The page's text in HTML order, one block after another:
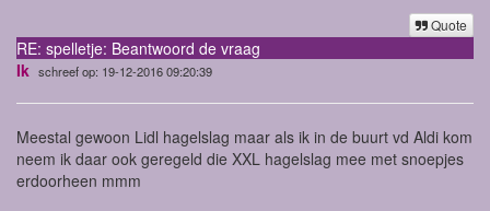
Quote
RE: spelletje: Beantwoord de vraag
Ik schreef op: 19-12-2016 09:20:39
Meestal gewoon Lidl hagelslag maar als ik in de buurt vd Aldi kom
neem ik daar ook geregeld die XXL hagelslag mee met snoepjes
erdoorheen mmm